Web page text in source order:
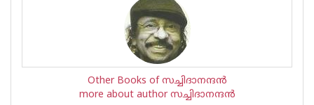
Other Books of സച്ചിദാനന്ദന്‍
more about author സച്ചിദാനന്ദന്‍